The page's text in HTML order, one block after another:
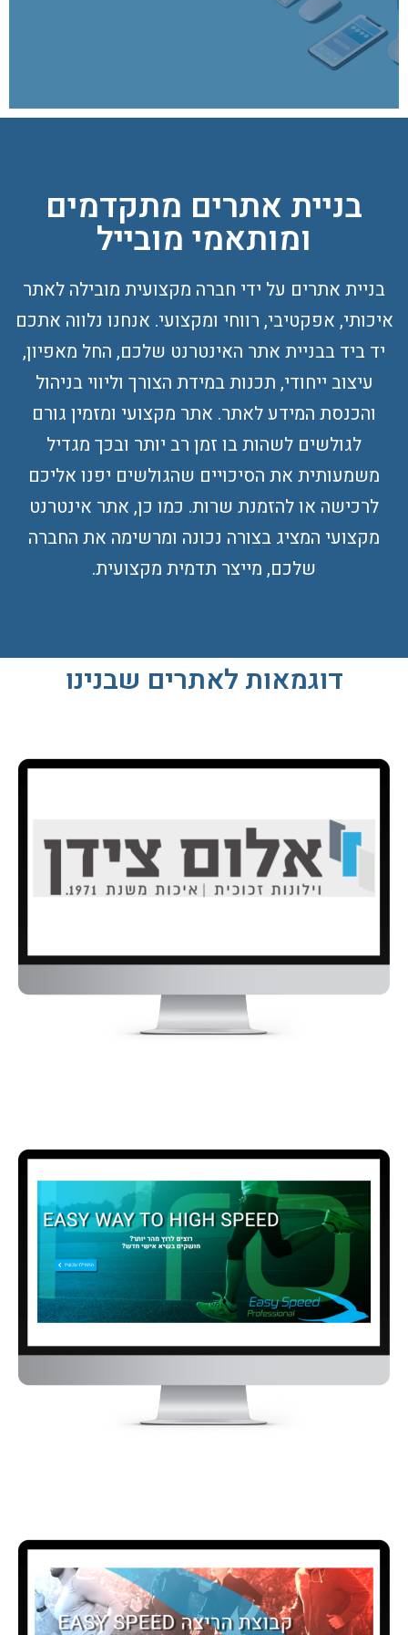
font_download סמן קישורים
האפשרויות
בניית אתרים מתקדמים
ומותאמי מובייל
בניית אתרים על ידי חברה מקצועית מובילה לאתר
איכותי, אפקטיבי, רווחי ומקצועי. אנחנו נלווה אתכם
יד ביד בבניית אתר האינטרנט שלכם, החל מאפיון,
עיצוב ייחודי, תכנות במידת הצורך וליווי בניהול
והכנסת המידע לאתר. אתר מקצועי ומזמין גורם
לגולשים לשהות בו זמן רב יותר ובכך מגדיל
משמעותית את הסיכויים שהגולשים יפנו אליכם
לרכישה או להזמנת שרות. כמו כן, אתר אינטרנט
מקצועי המציג בצורה נכונה ומרשימה את החברה
שלכם, מייצר תדמית מקצועית.
דוגמאות לאתרים שבנינו